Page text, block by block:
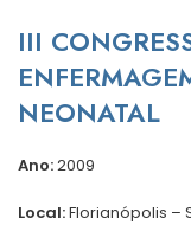
III
NEONATAL
Ano:2009
Local:Florianópolis –